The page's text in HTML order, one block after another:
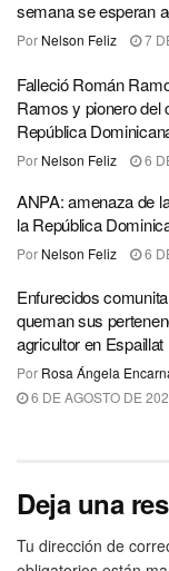
semana se esperan
Por Nelson Feliz 7
Falleció Román
Ramos y pionero del
República
Por Nelson Feliz 6
ANPA: amenaza de
la República
Por Nelson Feliz 6
Enfurecidos
queman sus
agricultor en Espaillat
Por Rosa Ángela
6 DE AGOSTO DE
Deja una
Tu dirección de